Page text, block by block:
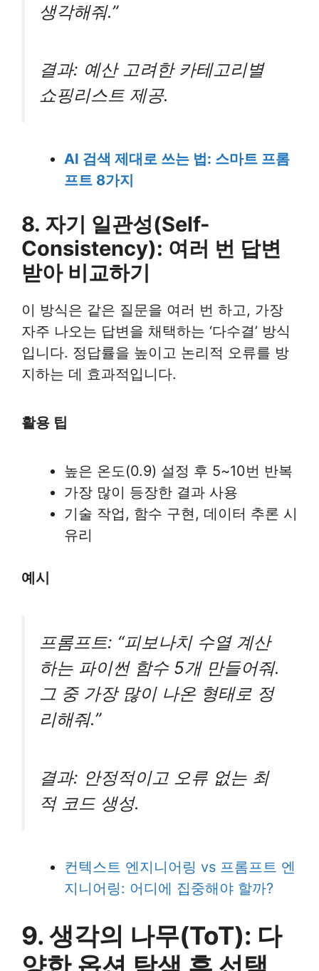
생각해줘.”
결과: 예산 고려한 카테고리별
쇼핑리스트 제공.
AI 검색 제대로 쓰는 법: 스마트 프롬
프트 8가지
8. 자기 일관성(Self-
Consistency): 여러 번 답변
받아 비교하기
이 방식은 같은 질문을 여러 번 하고, 가장
자주 나오는 답변을 채택하는 ‘다수결’ 방식
입니다. 정답률을 높이고 논리적 오류를 방
지하는 데 효과적입니다.
활용 팁
높은 온도(0.9) 설정 후 5~10번 반복
가장 많이 등장한 결과 사용
기술 작업, 함수 구현, 데이터 추론 시
유리
예시
프롬프트: “피보나치 수열 계산
하는 파이썬 함수 5개 만들어줘.
그 중 가장 많이 나온 형태로 정
리해줘.”
결과: 안정적이고 오류 없는 최
적 코드 생성.
컨텍스트 엔지니어링 vs 프롬프트 엔
지니어링: 어디에 집중해야 할까?
9. 생각의 나무(ToT): 다